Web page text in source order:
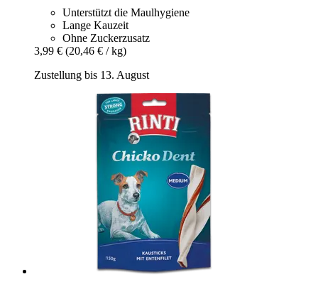
Unterstützt die Maulhygiene
Lange Kauzeit
Ohne Zuckerzusatz
3,99 € (20,46 € / kg)
Zustellung bis 13. August